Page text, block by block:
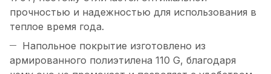
прочностью и надежностью для использования в
теплое время года.
Напольное покрытие изготовлено из
армированного полиэтилена 110 G, благодаря